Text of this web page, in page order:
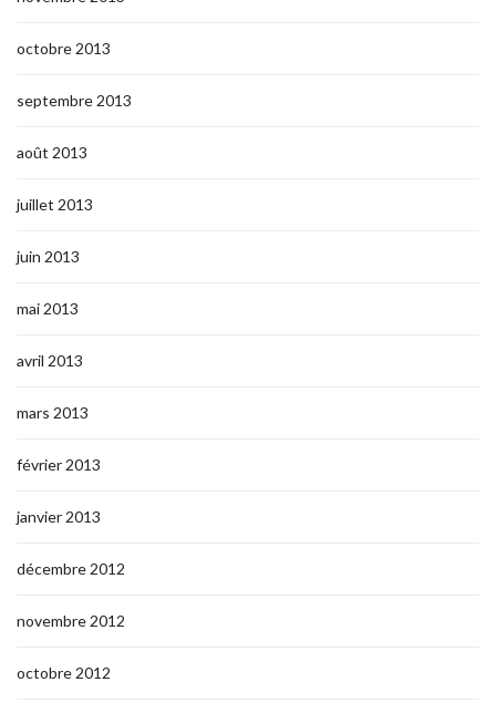
octobre 2013
septembre 2013
août 2013
juillet 2013
juin 2013
mai 2013
avril 2013
mars 2013
février 2013
janvier 2013
décembre 2012
novembre 2012
octobre 2012